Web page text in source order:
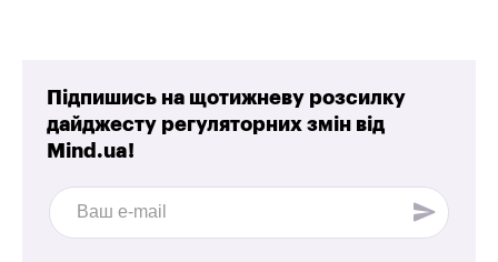
Підпишись на щотижневу розсилку
дайджесту регуляторних змін від
Mind.ua!